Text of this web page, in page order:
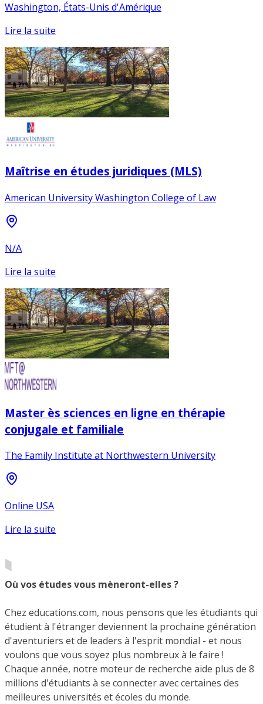
Washington, États-Unis d'Amérique
Lire la suite
Maîtrise en études juridiques (MLS)
American University Washington College of Law
N/A
Lire la suite
Master ès sciences en ligne en thérapie
conjugale et familiale
The Family Institute at Northwestern University
Online USA
Lire la suite
Où vos études vous mèneront-elles ?
Chez educations.com, nous pensons que les étudiants qui
étudient à l'étranger deviennent la prochaine génération
d'aventuriers et de leaders à l'esprit mondial - et nous
voulons que vous soyez plus nombreux à le faire !
Chaque année, notre moteur de recherche aide plus de 8
millions d'étudiants à se connecter avec certaines des
meilleures universités et écoles du monde.